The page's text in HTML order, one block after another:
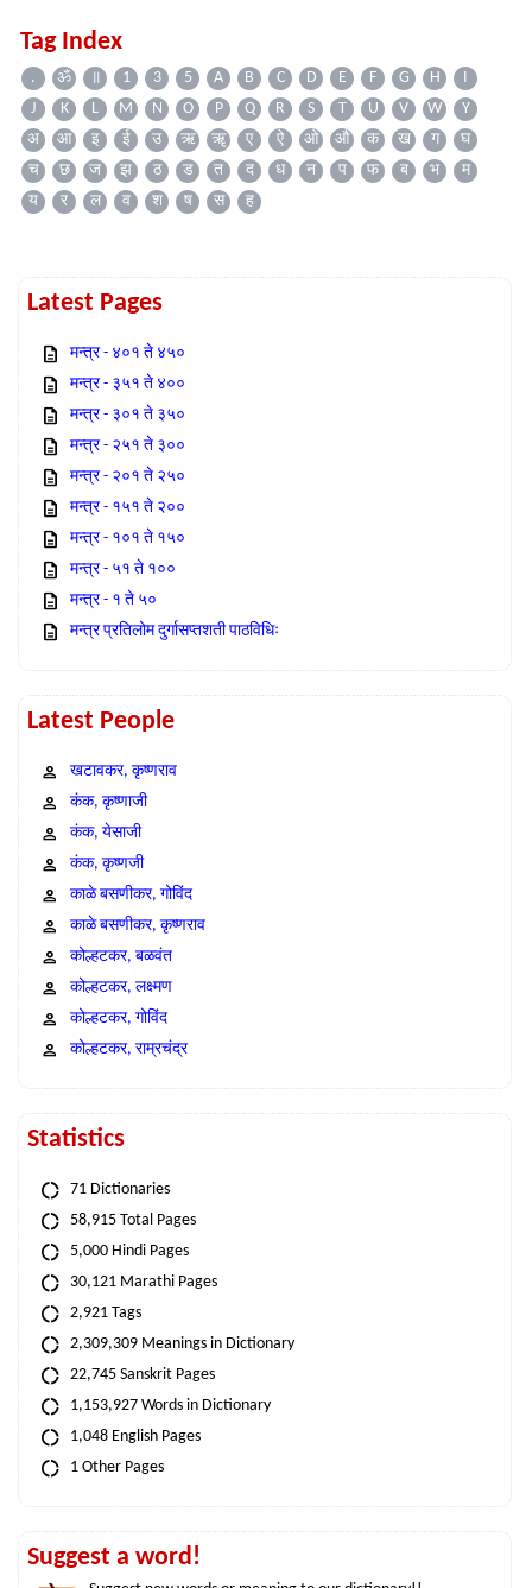
Tag Index
. ॐ ॥ 1 3 5 A B C D E F G H
I
J
K L M N O P Q R S T U V W
Y
अ
आ इ ई उ ऋ ॠ ए ऐ ओ औ क ख ग
घ
च
छ ज झ ठ ड त द ध न प फ ब भ
म
य
र ल व श ष स ह
Latest Pages
मन्त्र - ४०१ ते ४५०
मन्त्र - ३५१ ते ४००
मन्त्र - ३०१ ते ३५०
मन्त्र - २५१ ते ३००
मन्त्र - २०१ ते २५०
मन्त्र - १५१ ते २००
मन्त्र - १०१ ते १५०
मन्त्र - ५१ ते १००
मन्त्र - १ ते ५०
मन्त्र प्रतिलोम दुर्गासप्तशती पाठविधिः
Latest People
खटावकर, कृष्णराव
कंक, कृष्णाजी
कंक, येसाजी
कंक, कृष्णजी
काळे बसणीकर, गोविंद
काळे बसणीकर, कृष्णराव
कोल्हटकर, बळवंत
कोल्हटकर, लक्ष्मण
कोल्हटकर, गोविंद
कोल्हटकर, राम्रचंद्र
Statistics
71 Dictionaries
58,915 Total Pages
5,000 Hindi Pages
30,121 Marathi Pages
2,921 Tags
2,309,309 Meanings in Dictionary
22,745 Sanskrit Pages
1,153,927 Words in Dictionary
1,048 English Pages
1 Other Pages
Suggest a word!